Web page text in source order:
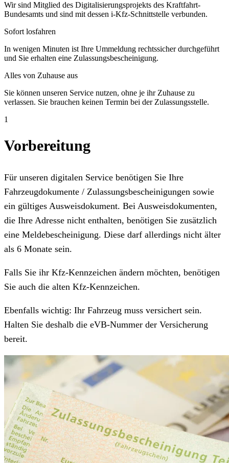
Wir sind Mitglied des Digitalisierungsprojekts des Kraftfahrt-
Bundesamts und sind mit dessen i-Kfz-Schnittstelle verbunden.
Sofort losfahren
In wenigen Minuten ist Ihre Ummeldung rechtssicher durchgeführt
und Sie erhalten eine Zulassungsbescheinigung.
Alles von Zuhause aus
Sie können unseren Service nutzen, ohne je ihr Zuhause zu
verlassen. Sie brauchen keinen Termin bei der Zulassungsstelle.
1
Vorbereitung
Für unseren digitalen Service benötigen Sie Ihre
Fahrzeugdokumente / Zulassungsbescheinigungen sowie
ein gültiges Ausweisdokument. Bei Ausweisdokumenten,
die Ihre Adresse nicht enthalten, benötigen Sie zusätzlich
eine Meldebescheinigung. Diese darf allerdings nicht älter
als 6 Monate sein.
Falls Sie ihr Kfz-Kennzeichen ändern möchten, benötigen
Sie auch die alten Kfz-Kennzeichen.
Ebenfalls wichtig: Ihr Fahrzeug muss versichert sein.
Halten Sie deshalb die eVB-Nummer der Versicherung
bereit.